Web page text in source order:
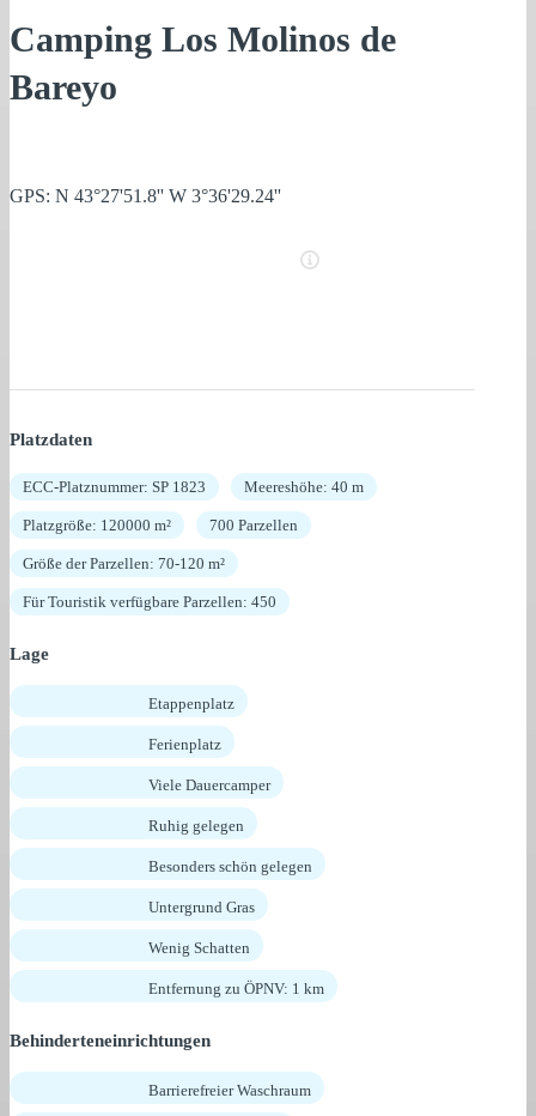
Camping Los Molinos de
Bareyo
GPS: N 43°27'51.8'' W 3°36'29.24''
Platzdaten
ECC-Platznummer: SP 1823 Meereshöhe: 40 m
Platzgröße: 120000 m² 700 Parzellen
Größe der Parzellen: 70-120 m²
Für Touristik verfügbare Parzellen: 450
Lage
Etappenplatz
Ferienplatz
Viele Dauercamper
Ruhig gelegen
Besonders schön gelegen
Untergrund Gras
Wenig Schatten
Entfernung zu ÖPNV: 1 km
Behinderteneinrichtungen
Barrierefreier Waschraum